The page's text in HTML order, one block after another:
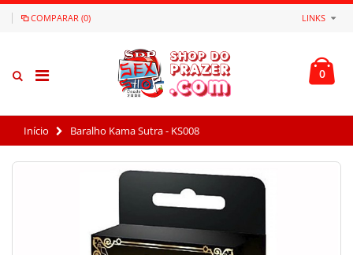
COMPARAR (0) LINKS
0
Início Baralho Kama Sutra - KS008